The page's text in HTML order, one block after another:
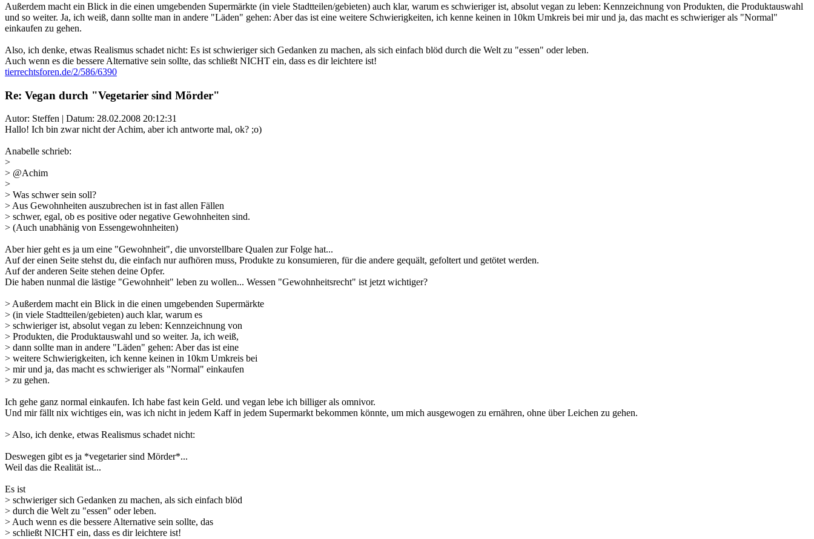
Außerdem macht ein Blick in die einen umgebenden Supermärkte (in viele Stadtteilen/gebieten) auch klar, warum es schwieriger ist, absolut vegan zu leben: Kennzeichnung von Produkten, die Produktauswahl
und so weiter. Ja, ich weiß, dann sollte man in andere "Läden" gehen: Aber das ist eine weitere Schwierigkeiten, ich kenne keinen in 10km Umkreis bei mir und ja, das macht es schwieriger als "Normal"
einkaufen zu gehen.
Also, ich denke, etwas Realismus schadet nicht: Es ist schwieriger sich Gedanken zu machen, als sich einfach blöd durch die Welt zu "essen" oder leben.
Auch wenn es die bessere Alternative sein sollte, das schließt NICHT ein, dass es dir leichtere ist!
tierrechtsforen.de/2/586/6390
Re: Vegan durch "Vegetarier sind Mörder"
Autor: Steffen | Datum: 28.02.2008 20:12:31
Hallo! Ich bin zwar nicht der Achim, aber ich antworte mal, ok? ;o)
Anabelle schrieb:
>
> @Achim
>
> Was schwer sein soll?
> Aus Gewohnheiten auszubrechen ist in fast allen Fällen
> schwer, egal, ob es positive oder negative Gewohnheiten sind.
> (Auch unabhänig von Essengewohnheiten)
Aber hier geht es ja um eine "Gewohnheit", die unvorstellbare Qualen zur Folge hat...
Auf der einen Seite stehst du, die einfach nur aufhören muss, Produkte zu konsumieren, für die andere gequält, gefoltert und getötet werden.
Auf der anderen Seite stehen deine Opfer.
Die haben nunmal die lästige "Gewohnheit" leben zu wollen... Wessen "Gewohnheitsrecht" ist jetzt wichtiger?
> Außerdem macht ein Blick in die einen umgebenden Supermärkte
> (in viele Stadtteilen/gebieten) auch klar, warum es
> schwieriger ist, absolut vegan zu leben: Kennzeichnung von
> Produkten, die Produktauswahl und so weiter. Ja, ich weiß,
> dann sollte man in andere "Läden" gehen: Aber das ist eine
> weitere Schwierigkeiten, ich kenne keinen in 10km Umkreis bei
> mir und ja, das macht es schwieriger als "Normal" einkaufen
> zu gehen.
Ich gehe ganz normal einkaufen. Ich habe fast kein Geld. und vegan lebe ich billiger als omnivor.
Und mir fällt nix wichtiges ein, was ich nicht in jedem Kaff in jedem Supermarkt bekommen könnte, um mich ausgewogen zu ernähren, ohne über Leichen zu gehen.
> Also, ich denke, etwas Realismus schadet nicht:
Deswegen gibt es ja *vegetarier sind Mörder*...
Weil das die Realität ist...
Es ist
> schwieriger sich Gedanken zu machen, als sich einfach blöd
> durch die Welt zu "essen" oder leben.
> Auch wenn es die bessere Alternative sein sollte, das
> schließt NICHT ein, dass es dir leichtere ist!